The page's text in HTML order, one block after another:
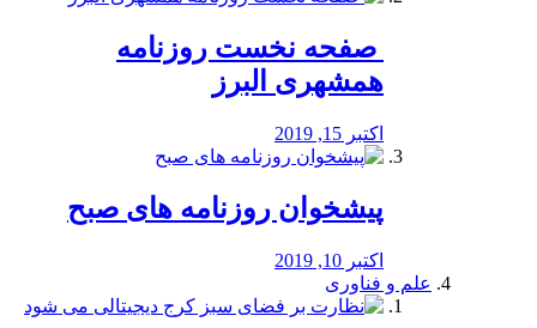
️ صفحه نخست روزنامه‌
همشهری البرز
اکتبر 15, 2019
پیشخوان روزنامه های صبح
اکتبر 10, 2019
علم و فناوری